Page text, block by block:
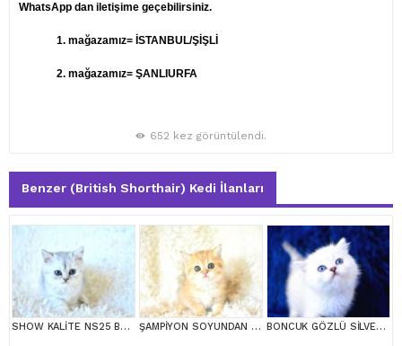
WhatsApp dan iletişime geçebilirsiniz.
1. mağazamız= İSTANBUL/ŞİŞLİ
2. mağazamız= ŞANLIURFA
652 kez görüntülendi.
Benzer (British Shorthair) Kedi İlanları
SHOW KALİTE NS25 BRİTİSH SHORTHAİR YAVRUMUZ DİŞİ ŞAMPİYON SOYUNDAN GOLDEN NY11 BRİTİSH SHORTHAİR YAVRUMUZ erkek BONCUK GÖZLÜ SİLVER BRİTİSH SHORTHAİR NS1133